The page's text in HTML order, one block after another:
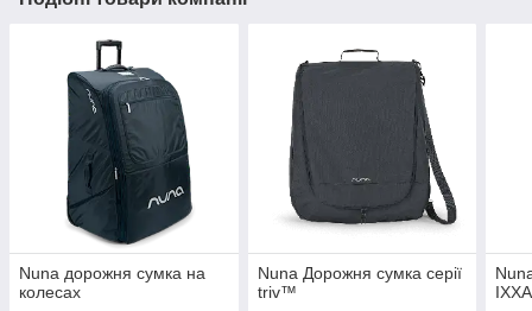
Nuna дорожня сумка на
колесах
Nuna Дорожня сумка серії
triv™